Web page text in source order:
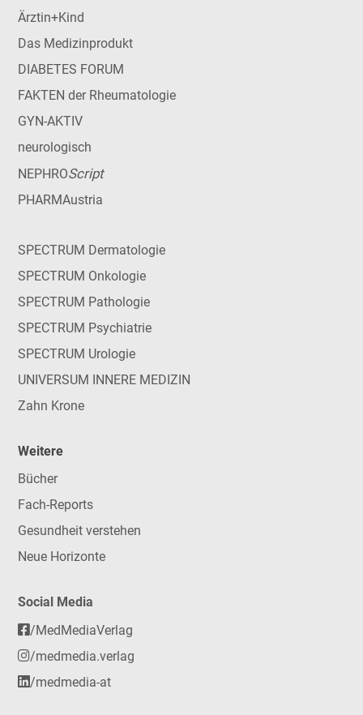
Ärztin+Kind
Das Medizinprodukt
DIABETES FORUM
FAKTEN der Rheumatologie
GYN-AKTIV
neurologisch
NEPHROScript
PHARMAustria
SPECTRUM Dermatologie
SPECTRUM Onkologie
SPECTRUM Pathologie
SPECTRUM Psychiatrie
SPECTRUM Urologie
UNIVERSUM INNERE MEDIZIN
Zahn Krone
Weitere
Bücher
Fach-Reports
Gesundheit verstehen
Neue Horizonte
Social Media
/MedMediaVerlag
/medmedia.verlag
/medmedia-at